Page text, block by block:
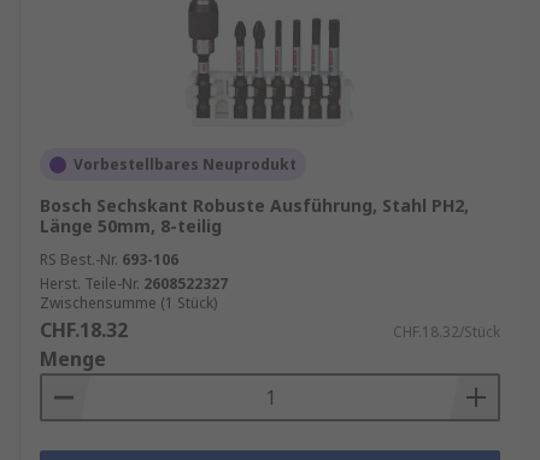
Vorbestellbares Neuprodukt
Bosch Sechskant Robuste Ausführung, Stahl PH2,
Länge 50mm, 8-teilig
RS Best.-Nr. 693-106
Herst. Teile-Nr. 2608522327
Zwischensumme (1 Stück)
CHF.18.32 CHF.18.32/Stück
Menge